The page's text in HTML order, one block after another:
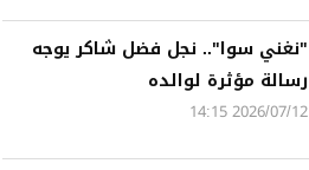
"نغني سوا".. نجل فضل شاكر يوجه
رسالة مؤثرة لوالده
2026/07/12 14:15